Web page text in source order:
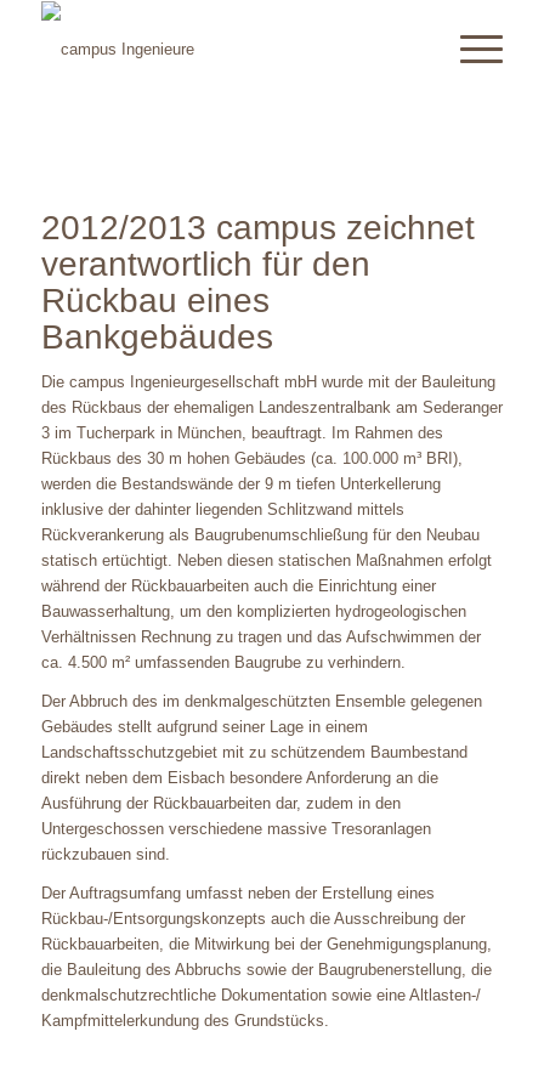
2012/2013 campus zeichnet
verantwortlich für den
Rückbau eines
Bankgebäudes
Die campus Ingenieurgesellschaft mbH wurde mit der Bauleitung
des Rückbaus der ehemaligen Landeszentralbank am Sederanger
3 im Tucherpark in München, beauftragt. Im Rahmen des
Rückbaus des 30 m hohen Gebäudes (ca. 100.000 m³ BRI),
werden die Bestandswände der 9 m tiefen Unterkellerung
inklusive der dahinter liegenden Schlitzwand mittels
Rückverankerung als Baugrubenumschließung für den Neubau
statisch ertüchtigt. Neben diesen statischen Maßnahmen erfolgt
während der Rückbauarbeiten auch die Einrichtung einer
Bauwasserhaltung, um den komplizierten hydrogeologischen
Verhältnissen Rechnung zu tragen und das Aufschwimmen der
ca. 4.500 m² umfassenden Baugrube zu verhindern.
Der Abbruch des im denkmalgeschützten Ensemble gelegenen
Gebäudes stellt aufgrund seiner Lage in einem
Landschaftsschutzgebiet mit zu schützendem Baumbestand
direkt neben dem Eisbach besondere Anforderung an die
Ausführung der Rückbauarbeiten dar, zudem in den
Untergeschossen verschiedene massive Tresoranlagen
rückzubauen sind.
Der Auftragsumfang umfasst neben der Erstellung eines
Rückbau-/Entsorgungskonzepts auch die Ausschreibung der
Rückbauarbeiten, die Mitwirkung bei der Genehmigungsplanung,
die Bauleitung des Abbruchs sowie der Baugrubenerstellung, die
denkmalschutzrechtliche Dokumentation sowie eine Altlasten-/
Kampfmittelerkundung des Grundstücks.